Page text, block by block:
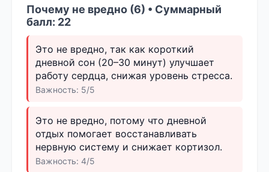
Почему не вредно (6) • Суммарный
балл: 22
Это не вредно, так как короткий
дневной сон (20–30 минут) улучшает
работу сердца, снижая уровень стресса.
Важность: 5/5
Это не вредно, потому что дневной
отдых помогает восстанавливать
нервную систему и снижает кортизол.
Важность: 4/5